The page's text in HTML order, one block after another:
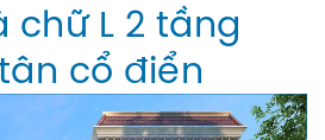
chữ L 2 tầng
cổ điển